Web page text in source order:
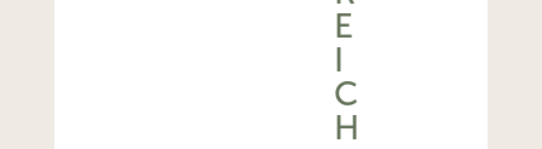
E
I
C
H